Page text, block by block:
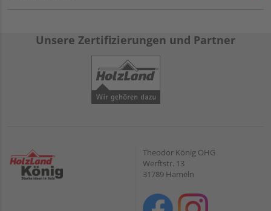
Unsere Zertifizierungen und Partner
Theodor König OHG
Werftstr. 13
31789 Hameln